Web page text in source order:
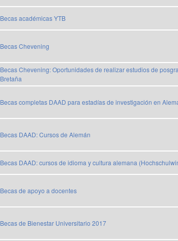
Becas académicas YTB
Becas Chevening
Becas Chevening: Oportunidades de realizar estudios de
Bretaña
Becas completas DAAD para estadías de investigación en
Becas DAAD: Cursos de Alemán
Becas DAAD: cursos de idioma y cultura alemana
Becas de apoyo a docentes
Becas de Bienestar Universitario 2017